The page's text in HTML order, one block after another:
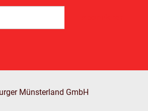
Münsterland GmbH